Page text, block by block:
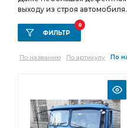
зуб
ТРУБКА АЗ УРАЛ
РЕДУКТОР ПЕРЕДНЕГО
РЕДУКТОР ПЕРЕДНЕГО МОСТА
фланца с торцевыми
пневмотормозами АЗ УРАЛ
выходу из строя автомобиля.
ФИЛЬТР
0
По названию По артикулу По